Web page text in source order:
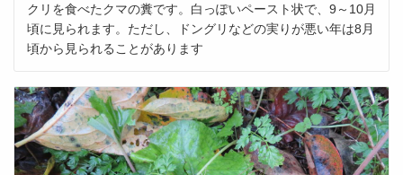
クリを食べたクマの糞です。白っぽいペースト状で、9～10月
頃に見られます。ただし、ドングリなどの実りが悪い年は8月
頃から見られることがあります